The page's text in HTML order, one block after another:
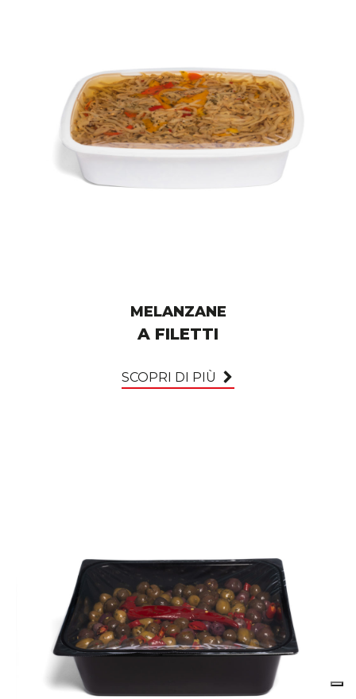
MELANZANE
A FILETTI
SCOPRI DI PIÙ